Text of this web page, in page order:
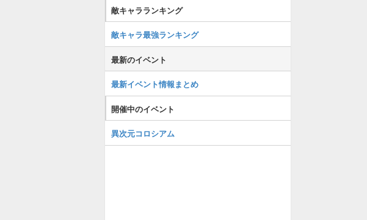
敵キャラランキング
敵キャラ最強ランキング
最新のイベント
最新イベント情報まとめ
開催中のイベント
異次元コロシアム